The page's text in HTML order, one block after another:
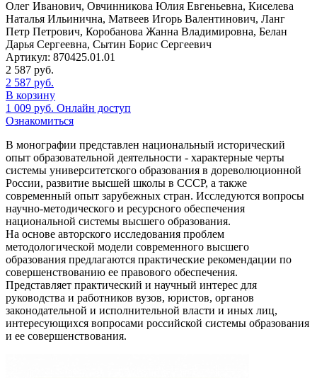
Олег Иванович, Овчинникова Юлия Евгеньевна, Киселева
Наталья Ильинична, Матвеев Игорь Валентинович, Ланг
Петр Петрович, Коробанова Жанна Владимировна, Белан
Дарья Сергеевна, Сытин Борис Сергеевич
Артикул: 870425.01.01
2 587 руб.
2 587 руб.
В корзину
1 009 руб. Онлайн доступ
Ознакомиться
В монографии представлен национальный исторический
опыт образовательной деятельности - характерные черты
системы университетского образования в дореволюционной
России, развитие высшей школы в СССР, а также
современный опыт зарубежных стран. Исследуются вопросы
научно-методического и ресурсного обеспечения
национальной системы высшего образования.
На основе авторского исследования проблем
методологической модели современного высшего
образования предлагаются практические рекомендации по
совершенствованию ее правового обеспечения.
Представляет практический и научный интерес для
руководства и работников вузов, юристов, органов
законодательной и исполнительной власти и иных лиц,
интересующихся вопросами российской системы образования
и ее совершенствования.